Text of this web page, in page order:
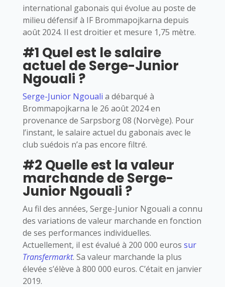
international gabonais qui évolue au poste de
milieu défensif à IF Brommapojkarna depuis
août 2024. Il est droitier et mesure 1,75 mètre.
#1 Quel est le salaire
actuel de Serge-Junior
Ngouali ?
Serge-Junior Ngouali a débarqué à
Brommapojkarna le 26 août 2024 en
provenance de Sarpsborg 08 (Norvège). Pour
l’instant, le salaire actuel du gabonais avec le
club suédois n’a pas encore filtré.
#2 Quelle est la valeur
marchande de Serge-
Junior Ngouali ?
Au fil des années, Serge-Junior Ngouali a connu
des variations de valeur marchande en fonction
de ses performances individuelles.
Actuellement, il est évalué à 200 000 euros sur
Transfermarkt. Sa valeur marchande la plus
élevée s’élève à 800 000 euros. C’était en janvier
2019.